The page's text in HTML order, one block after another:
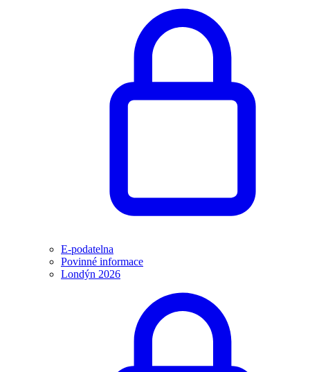
E-podatelna
Povinné informace
Londýn 2026